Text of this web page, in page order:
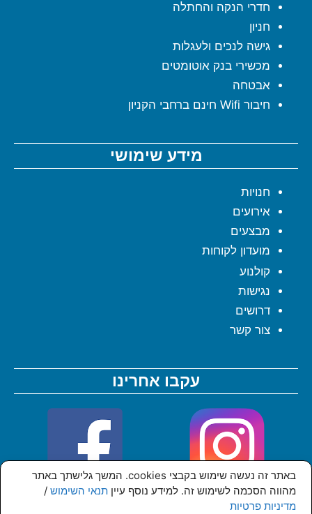
באתר זה נעשה שימוש בקבצי cookies. המשך גלישתך באתר
מהווה הסכמה לשימוש זה. למידע נוסף עיין תנאי השימוש /
מדיניות פרטיות
חדרי הנקה והחתלה
חניון
גישה לנכים ולעגלות
מכשירי בנק אוטומטים
אבטחה
חיבור Wifi חינם ברחבי הקניון
מידע שימושי
חנויות
אירועים
מבצעים
מועדון לקוחות
קולנוע
נגישות
דרושים
צור קשר
עקבו אחרינו
© כל הזכויות שמורות לקניון סי מול אשדוד